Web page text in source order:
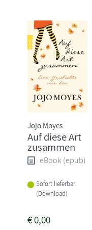
Jojo Moyes
Auf diese Art
zusammen
eBook (epub)
Sofort lieferbar
(Download)
€0,00